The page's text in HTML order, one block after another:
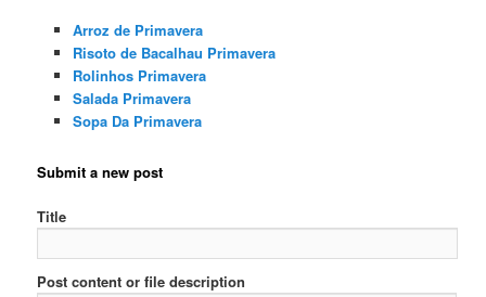
Arroz de Primavera
Risoto de Bacalhau Primavera
Rolinhos Primavera
Salada Primavera
Sopa Da Primavera
Submit a new post
Title
Post content or file description